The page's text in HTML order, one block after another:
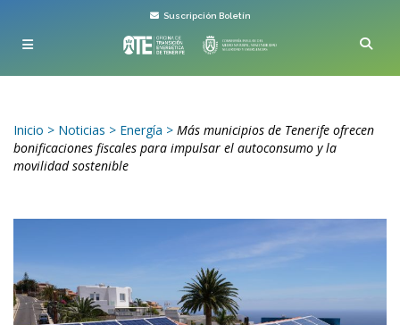
Suscripción Boletín
Inicio > Noticias > Energía > Más municipios de Tenerife ofrecen
bonificaciones fiscales para impulsar el autoconsumo y la
movilidad sostenible